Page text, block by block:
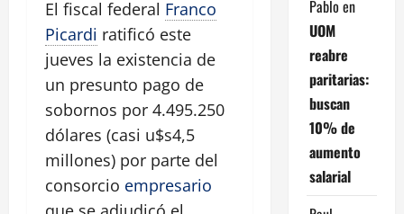
El fiscal federal Franco
Picardi ratificó este
jueves la existencia de
un presunto pago de
sobornos por 4.495.250
dólares (casi u$s4,5
millones) por parte del
consorcio empresario
Pablo en
UOM
reabre
paritarias:
buscan
10% de
aumento
salarial